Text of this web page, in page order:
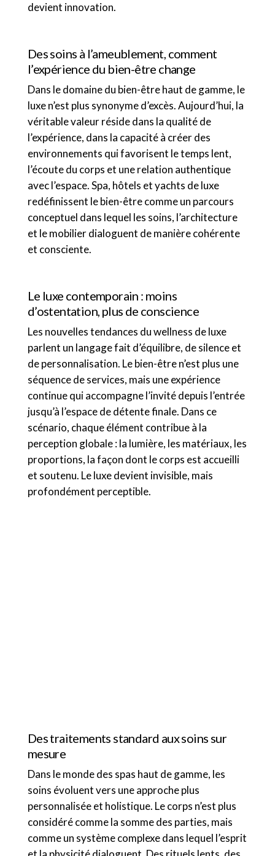
devient innovation.
Des soins à l’ameublement, comment
l’expérience du bien-être change
Dans le domaine du bien-être haut de gamme, le
luxe n’est plus synonyme d’excès. Aujourd’hui, la
véritable valeur réside dans la qualité de
l’expérience, dans la capacité à créer des
environnements qui favorisent le temps lent,
l’écoute du corps et une relation authentique
avec l’espace. Spa, hôtels et yachts de luxe
redéfinissent le bien-être comme un parcours
conceptuel dans lequel les soins, l’architecture
et le mobilier dialoguent de manière cohérente
et consciente.
Le luxe contemporain : moins
d’ostentation, plus de conscience
Les nouvelles tendances du wellness de luxe
parlent un langage fait d’équilibre, de silence et
de personnalisation. Le bien-être n’est plus une
séquence de services, mais une expérience
continue qui accompagne l’invité depuis l’entrée
jusqu’à l’espace de détente finale. Dans ce
scénario, chaque élément contribue à la
perception globale : la lumière, les matériaux, les
proportions, la façon dont le corps est accueilli
et soutenu. Le luxe devient invisible, mais
profondément perceptible.
Des traitements standard aux soins sur
mesure
Dans le monde des spas haut de gamme, les
soins évoluent vers une approche plus
personnalisée et holistique. Le corps n’est plus
considéré comme la somme des parties, mais
comme un système complexe dans lequel l’esprit